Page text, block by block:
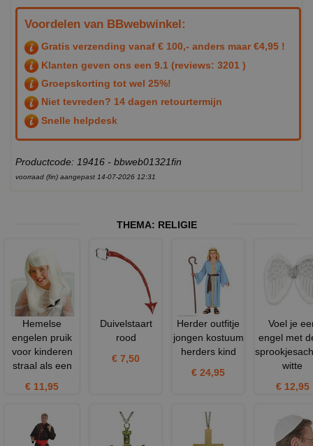
Voordelen van BBwebwinkel:
Gratis verzending vanaf € 100,- anders maar €4,95 !
Klanten geven ons een 9.1 (reviews: 3201 )
Groepskorting tot wel 25%!
Niet tevreden? 14 dagen retourtermijn
Snelle helpdesk
Productcode: 19416 - bbweb01321fin
voorraad (fin) aangepast 14-07-2026 12:31
THEMA: RELIGIE
Hemelse
engelen pruik
voor kinderen
straal als een
€ 11,95
Duivelstaart
rood
€ 7,50
Herder outfitje
jongen kostuum
herders kind
€ 24,95
Voel je
engel met
witte
€ 12,95